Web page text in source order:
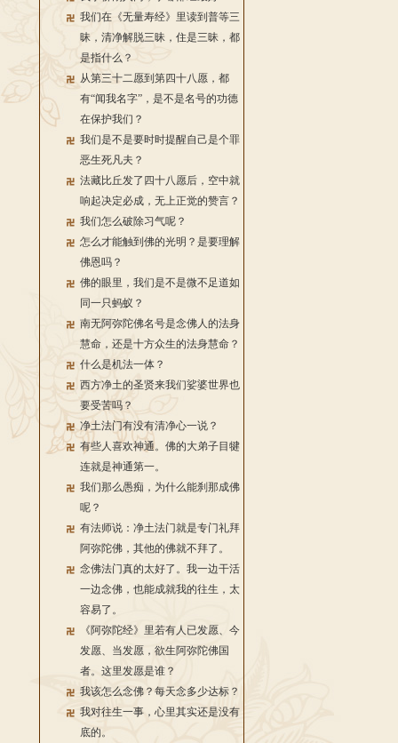
我们在《无量寿经》里读到普等三
昧，清净解脱三昧，住是三昧，都
是指什么？
从第三十二愿到第四十八愿，都
有“闻我名字”，是不是名号的功德
在保护我们？
我们是不是要时时提醒自己是个罪
恶生死凡夫？
法藏比丘发了四十八愿后，空中就
响起决定必成，无上正觉的赞言？
我们怎么破除习气呢？
怎么才能触到佛的光明？是要理解
佛恩吗？
佛的眼里，我们是不是微不足道如
同一只蚂蚁？
南无阿弥陀佛名号是念佛人的法身
慧命，还是十方众生的法身慧命？
什么是机法一体？
西方净土的圣贤来我们娑婆世界也
要受苦吗？
净土法门有没有清净心一说？
有些人喜欢神通。佛的大弟子目犍
连就是神通第一。
我们那么愚痴，为什么能刹那成佛
呢？
有法师说：净土法门就是专门礼拜
阿弥陀佛，其他的佛就不拜了。
念佛法门真的太好了。我一边干活
一边念佛，也能成就我的往生，太
容易了。
《阿弥陀经》里若有人已发愿、今
发愿、当发愿，欲生阿弥陀佛国
者。这里发愿是谁？
我该怎么念佛？每天念多少达标？
我对往生一事，心里其实还是没有
底的。